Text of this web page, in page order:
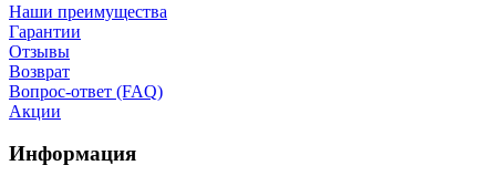
Наши преимущества
Гарантии
Отзывы
Возврат
Вопрос-ответ (FAQ)
Акции
Информация